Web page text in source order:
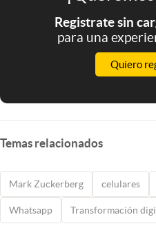
Registrate sin
para una
Quiero
Temas relacionados
Mark Zuckerberg celulares
Whatsapp Transformación